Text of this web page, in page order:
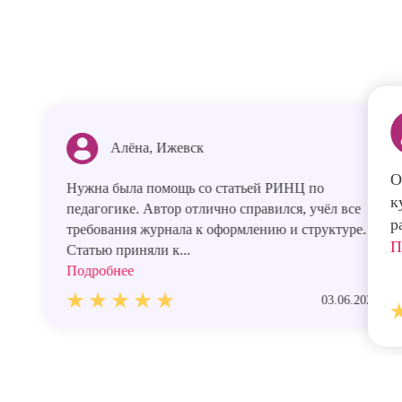
Алёна, Ижевск
Нужна была помощь со статьей РИНЦ по
педагогике. Автор отлично справился, учёл все
требования журнала к оформлению и структуре.
Статью приняли к...
Подробнее
03.06.2026